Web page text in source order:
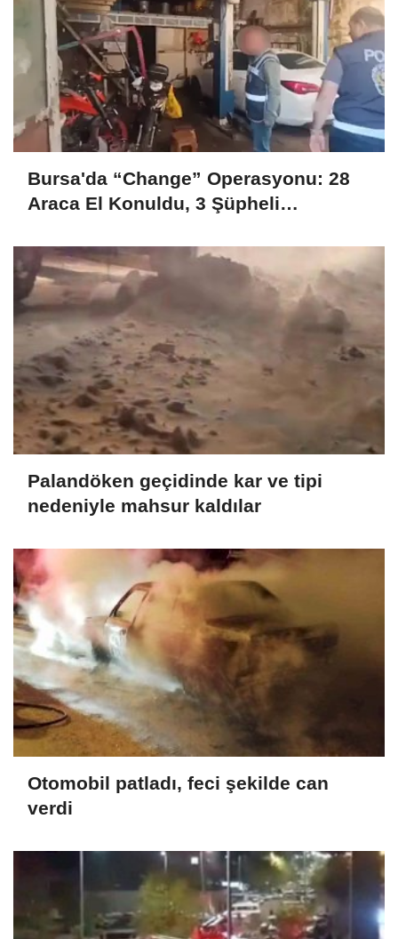
Bursa'da “Change” Operasyonu: 28
Araca El Konuldu, 3 Şüpheli
Palandöken geçidinde kar ve tipi
nedeniyle mahsur kaldılar
Otomobil patladı, feci şekilde can
verdi